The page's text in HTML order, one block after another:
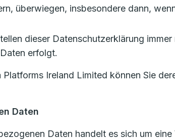
überwiegen, insbesondere dann,
dieser Datenschutzerklärung
erfolgt.
Ireland Limited können Sie
Daten
Daten handelt es sich um